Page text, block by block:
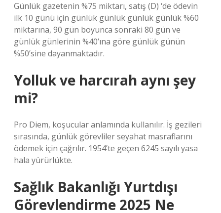
Günlük gazetenin %75 miktarı, satış (D) ‘de ödevin
ilk 10 günü için günlük günlük günlük günlük %60
miktarına, 90 gün boyunca sonraki 80 gün ve
günlük günlerinin %40’ına göre günlük günün
%50’sine dayanmaktadır.
Yolluk ve harcırah aynı şey
mi?
Pro Diem, koşucular anlamında kullanılır. İş gezileri
sırasında, günlük görevliler seyahat masraflarını
ödemek için çağrılır. 1954’te geçen 6245 sayılı yasa
hala yürürlükte.
Sağlık Bakanlığı Yurtdışı
Görevlendirme 2025 Ne